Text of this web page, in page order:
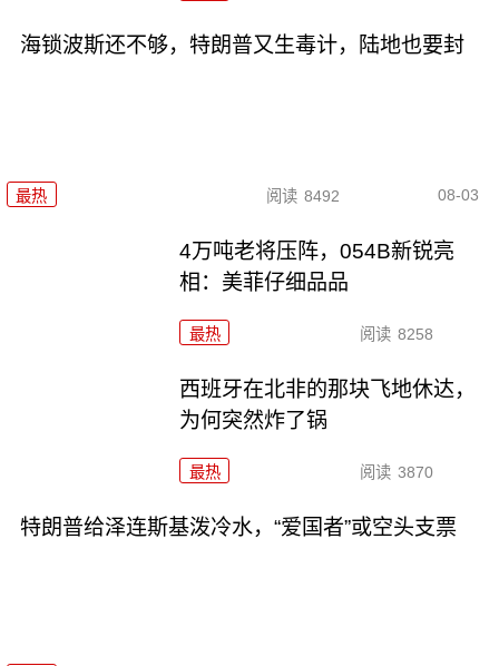
海锁波斯还不够，特朗普又生毒计，陆地也要封
最热 阅读 8492 08-03
4万吨老将压阵，054B新锐亮
相：美菲仔细品品
最热 阅读 8258
西班牙在北非的那块飞地休达，
为何突然炸了锅
最热 阅读 3870
特朗普给泽连斯基泼冷水，“爱国者”或空头支票